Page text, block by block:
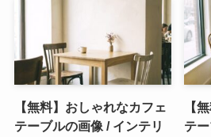
【無料】おしゃれなカフェ
テーブルの画像 / インテリ
【
テ